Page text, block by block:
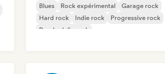
Blues Rock expérimental
Garage rock
Hard rock
Indie rock
Progressive rock
Psychedelic rock